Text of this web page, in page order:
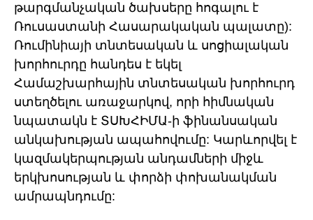
թարգմանչական ծախսերը հոգալու է
Ռուսաստանի Հասարակական պալատը):
Ռումինիայի տնտեսական և սոցիալական
խորհուրդը հանդես է եկել
Համաշխարհային տնտեսական խորհուրդ
ստեղծելու առաջարկով, որի հիմնական
նպատակն է ՏՍԽՀԻՄԱ-ի ֆինանսական
անկախության ապահովումը: Կարևորվել է
կազմակերպության անդամների միջև
երկխոսության և փորձի փոխանակման
ամրապնդումը: